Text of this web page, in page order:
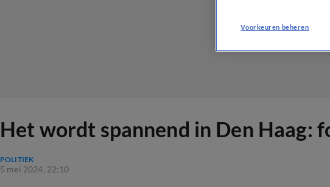
Het wordt spannend in Den Haag:
POLITIEK
5 mei 2024, 22:10
Voorkeuren beheren